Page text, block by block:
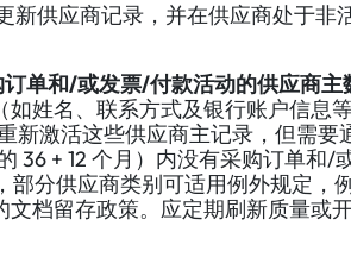
新供应商记录，并在供应商处于
订单和/或发票/付款活动的供应商
姓名、联系方式及银行账户信息
新激活这些供应商主记录，但需要
36 + 12 个月）内没有采购订单
分供应商类别可适用例外规定，
档留存政策。应定期刷新质量或